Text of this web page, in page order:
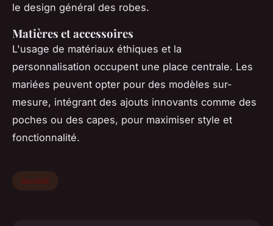
le design général des robes.
Matières et accessoires
L'usage de matériaux éthiques et la
personnalisation occupent une place centrale. Les
mariées peuvent opter pour des modèles sur-
mesure, intégrant des ajouts innovants comme des
poches ou des capes, pour maximiser style et
fonctionnalité.
Société